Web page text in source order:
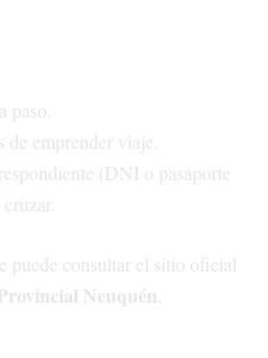
paso.
emprender viaje.
(DNI o pasaporte
puede consultar el sitio oficial
Neuquén